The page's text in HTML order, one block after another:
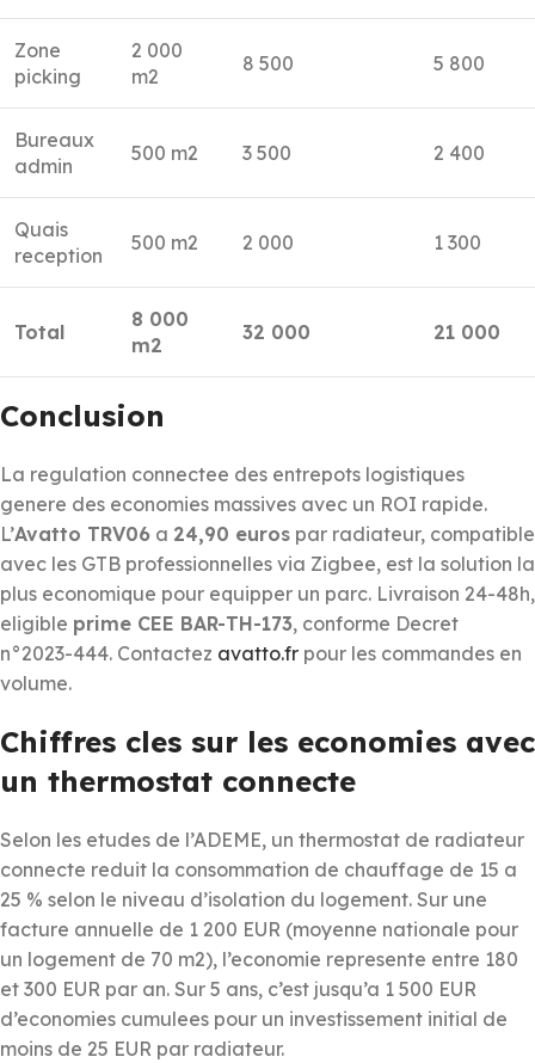
Zone
picking
2 000
m2
8 500 5 800
Bureaux
admin
500 m2 3 500 2 400
Quais
reception
500 m2 2 000 1 300
Total
8 000
m2
32 000 21 000
Conclusion
La regulation connectee des entrepots logistiques
genere des economies massives avec un ROI rapide.
L’Avatto TRV06 a 24,90 euros par radiateur, compatible
avec les GTB professionnelles via Zigbee, est la solution la
plus economique pour equipper un parc. Livraison 24-48h,
eligible prime CEE BAR-TH-173, conforme Decret
n°2023-444. Contactez avatto.fr pour les commandes en
volume.
Chiffres cles sur les economies avec
un thermostat connecte
Selon les etudes de l’ADEME, un thermostat de radiateur
connecte reduit la consommation de chauffage de 15 a
25 % selon le niveau d’isolation du logement. Sur une
facture annuelle de 1 200 EUR (moyenne nationale pour
un logement de 70 m2), l’economie represente entre 180
et 300 EUR par an. Sur 5 ans, c’est jusqu’a 1 500 EUR
d’economies cumulees pour un investissement initial de
moins de 25 EUR par radiateur.